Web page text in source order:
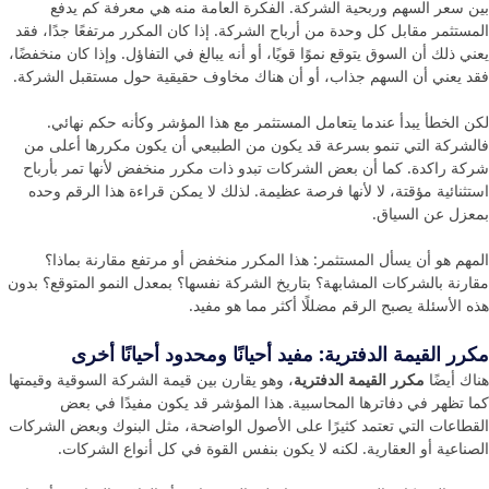
بين سعر السهم وربحية الشركة. الفكرة العامة منه هي معرفة كم يدفع
المستثمر مقابل كل وحدة من أرباح الشركة. إذا كان المكرر مرتفعًا جدًا، فقد
يعني ذلك أن السوق يتوقع نموًا قويًا، أو أنه يبالغ في التفاؤل. وإذا كان منخفضًا،
فقد يعني أن السهم جذاب، أو أن هناك مخاوف حقيقية حول مستقبل الشركة.
لكن الخطأ يبدأ عندما يتعامل المستثمر مع هذا المؤشر وكأنه حكم نهائي.
فالشركة التي تنمو بسرعة قد يكون من الطبيعي أن يكون مكررها أعلى من
شركة راكدة. كما أن بعض الشركات تبدو ذات مكرر منخفض لأنها تمر بأرباح
استثنائية مؤقتة، لا لأنها فرصة عظيمة. لذلك لا يمكن قراءة هذا الرقم وحده
بمعزل عن السياق.
المهم هو أن يسأل المستثمر: هذا المكرر منخفض أو مرتفع مقارنة بماذا؟
مقارنة بالشركات المشابهة؟ بتاريخ الشركة نفسها؟ بمعدل النمو المتوقع؟ بدون
هذه الأسئلة يصبح الرقم مضللًا أكثر مما هو مفيد.
مكرر القيمة الدفترية: مفيد أحيانًا ومحدود أحيانًا أخرى
هناك أيضًا مكرر القيمة الدفترية، وهو يقارن بين قيمة الشركة السوقية وقيمتها
كما تظهر في دفاترها المحاسبية. هذا المؤشر قد يكون مفيدًا في بعض
القطاعات التي تعتمد كثيرًا على الأصول الواضحة، مثل البنوك وبعض الشركات
الصناعية أو العقارية. لكنه لا يكون بنفس القوة في كل أنواع الشركات.